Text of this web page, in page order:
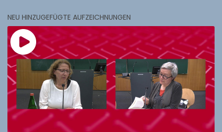
NEU HINZUGEFÜGTE AUFZEICHNUNGEN